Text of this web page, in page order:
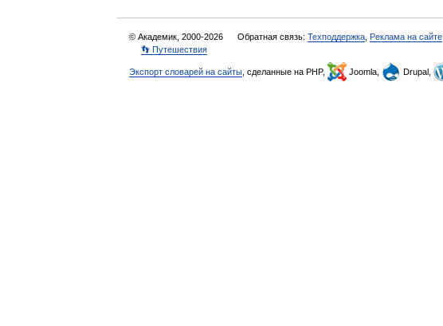
© Академик, 2000-2026 Обратная связь: Техподдержка Реклама на сайте
👣 Путешествия
Экспорт словарей на сайты , сделанные на PHP, Joomla, Drupal,